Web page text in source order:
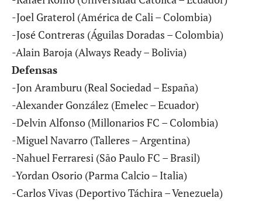
-Joel Graterol (América de Cali – Colombia)
-José Contreras (Águilas Doradas – Colombia)
-Alain Baroja (Always Ready – Bolivia)
Defensas
-Jon Aramburu (Real Sociedad – España)
-Alexander González (Emelec – Ecuador)
-Delvin Alfonso (Millonarios FC – Colombia)
-Miguel Navarro (Talleres – Argentina)
-Nahuel Ferraresi (São Paulo FC – Brasil)
-Yordan Osorio (Parma Calcio – Italia)
-Carlos Vivas (Deportivo Táchira – Venezuela)